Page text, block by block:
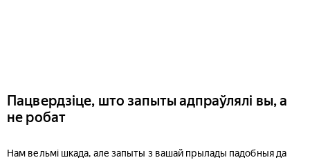
Пацвердзіце, што запыты адпраўлялі вы, а
не робат
Нам вельмі шкада, але запыты з вашай прылады падобныя да